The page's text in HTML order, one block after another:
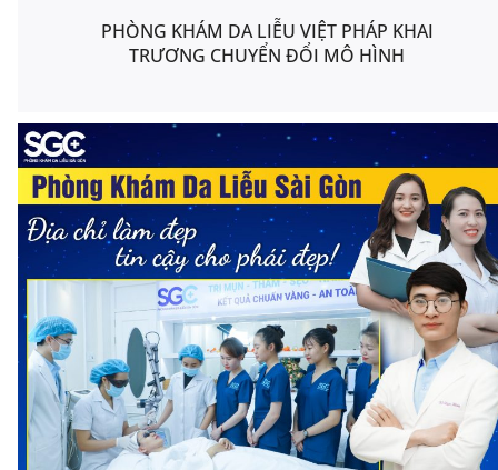
PHÒNG KHÁM DA LIỄU VIỆT PHÁP KHAI
TRƯƠNG CHUYỂN ĐỔI MÔ HÌNH